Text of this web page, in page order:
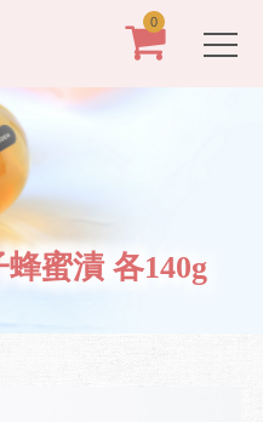
0
蜜漬 各140g